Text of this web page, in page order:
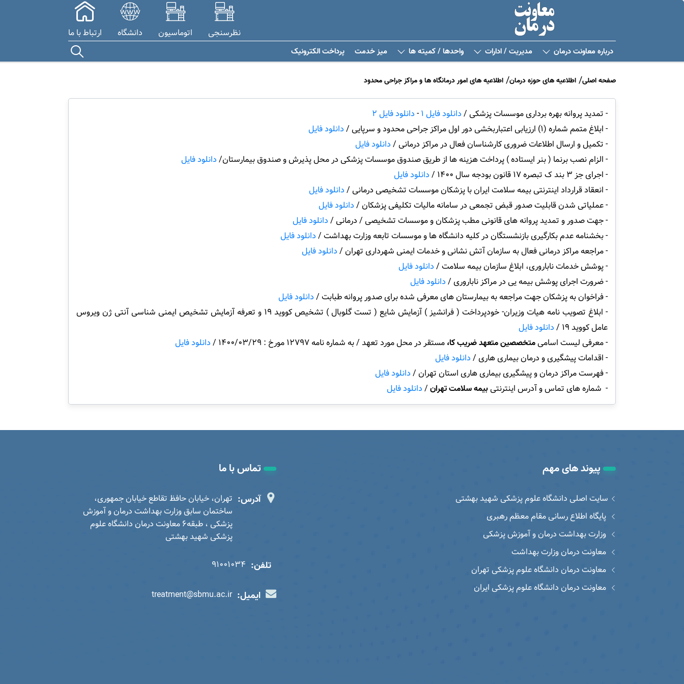
نظرسنجی اتوماسیون دانشگاه ارتباط با ما
درباره معاونت درمان مدیریت / ادارات واحدها / کمیته ها میز خدمت پرداخت الکترونیک
صفحه اصلی اطلاعیه های حوزه درمان اطلاعیه های امور درمانگاه ها و مراکز جراحی محدود
- تمدید پروانه بهره برداری موسسات پزشکی / دانلود فایل 1 - دانلود فایل 2
- ابلاغ متمم شماره (1) ارزیابی اعتباربخشی دور اول مراکز جراحی محدود و سرپایی /
دانلود فایل
- تکمیل و ارسال اطلاعات ضروری کارشناسان فعال در مراکز درمانی / دانلود فایل
- الزام نصب برنما ( بنر ایستاده ) پرداخت هزینه ها از طریق صندوق موسسات پزشکی در محل پذیرش و صندوق بیمارستان/ دانلود فایل
- اجرای جز 3 بند ک تبصره 17 قانون بودجه سال 1400 /
دانلود فایل
- انعقاد قرارداد اینترنتی بیمه سلامت ایران با پزشکان موسسات تشخیصی درمانی / دانلود فایل
- عملیاتی شدن قابلیت صدور قبض تجمعی در سامانه مالیات تکلیفی پزشکان / دانلود فایل
- جهت صدور و تمدید پروانه های قانونی مطب پزشکان و موسسات تشخیصی / درمانی / دانلود فایل
- بخشنامه عدم بکارگیری بازنشستگان در کلیه دانشگاه ها و موسسات تابعه وزارت بهداشت / دانلود فایل
- مراجعه مراکز درمانی فعال به سازمان آتش نشانی و خدمات ایمنی شهرداری تهران / دانلود فایل
- پوشش خدمات ناباروری، ابلاغ سازمان بیمه سلامت / دانلود فایل
- ضرورت اجرای پوشش بیمه یی در مراکز ناباروری / دانلود فایل
- فراخوان به پزشکان جهت مراجعه به بیمارستان های معرفی شده برای صدور پروانه طبابت / دانلود فایل
- ابلاغ تصویب نامه هیات وزیران- خودپرداخت ( فرانشیز ) آزمایش شایع ( تست گلوبال ) تشخیص کووید 19 و تعرفه آزمایش تشخیص ایمنی شناسی آنتی ژن ویروس
عامل کووید 19 /
دانلود فایل
- معرفی لیست اسامیمتخصصین متعهد ضریب کا، مستقر در محل مورد تعهد / به شماره نامه 12797 مورخ : 1400/03/29 /
دانلود فایل
- اقدامات پیشگیری و درمان بیماری هاری / دانلود فایل
- فهرست مراکز درمان و پیشگیری بیماری هاری استان تهران / دانلود فایل
- شماره های تماس و آدرس اینترنتیبیمه سلامت تهران / دانلود فایل
پیوند های مهم
سایت اصلی دانشگاه علوم پزشکی شهید بهشتی
پایگاه اطلاع رسانی مقام معظم رهبری
وزارت بهداشت درمان و آموزش پزشکی
معاونت درمان وزارت بهداشت
معاونت درمان دانشگاه علوم پزشکی تهران
معاونت درمان دانشگاه علوم پزشکی ایران
تماس با ما
آدرس: تهران، خیابان حافظ تقاطع خیابان جمهوری،
ساختمان سابق وزارت بهداشت درمان و آموزش
پزشکی ، طبقه6 معاونت درمان دانشگاه علوم
پزشکی شهید بهشتی
تلفن: 91001034
ایمیل: treatment@sbmu.ac.ir